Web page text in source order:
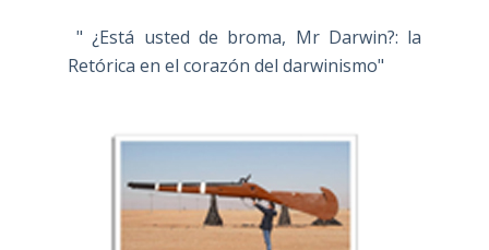
" ¿Está usted de broma, Mr Darwin?: la
Retórica en el corazón del darwinismo"